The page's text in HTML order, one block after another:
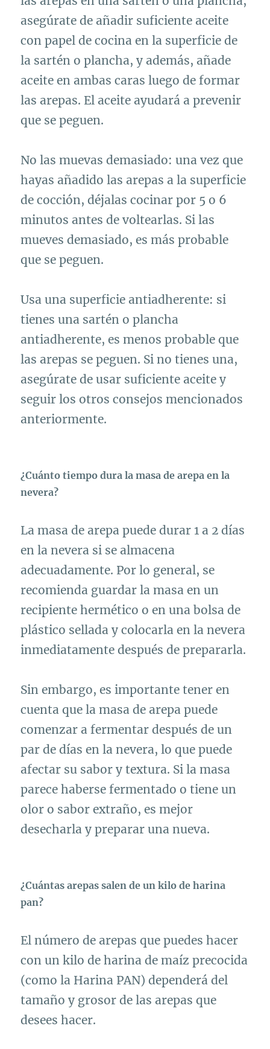
asegúrate de añadir suficiente aceite
con papel de cocina en la superficie de
la sartén o plancha, y además, añade
aceite en ambas caras luego de formar
las arepas. El aceite ayudará a prevenir
que se peguen.
No las muevas demasiado: una vez que
hayas añadido las arepas a la superficie
de cocción, déjalas cocinar por 5 o 6
minutos antes de voltearlas. Si las
mueves demasiado, es más probable
que se peguen.
Usa una superficie antiadherente: si
tienes una sartén o plancha
antiadherente, es menos probable que
las arepas se peguen. Si no tienes una,
asegúrate de usar suficiente aceite y
seguir los otros consejos mencionados
anteriormente.
¿Cuánto tiempo dura la masa de arepa en la
nevera?
La masa de arepa puede durar 1 a 2 días
en la nevera si se almacena
adecuadamente. Por lo general, se
recomienda guardar la masa en un
recipiente hermético o en una bolsa de
plástico sellada y colocarla en la nevera
inmediatamente después de prepararla.
Sin embargo, es importante tener en
cuenta que la masa de arepa puede
comenzar a fermentar después de un
par de días en la nevera, lo que puede
afectar su sabor y textura. Si la masa
parece haberse fermentado o tiene un
olor o sabor extraño, es mejor
desecharla y preparar una nueva.
¿Cuántas arepas salen de un kilo de harina
pan?
El número de arepas que puedes hacer
con un kilo de harina de maíz precocida
(como la Harina PAN) dependerá del
tamaño y grosor de las arepas que
desees hacer.